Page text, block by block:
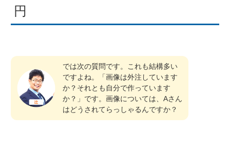
円
では次の質問です。これも結構多い
ですよね。「画像は外注しています
か？それとも自分で作っています
か？」です。画像については、Aさん
はどうされてらっしゃるんですか？